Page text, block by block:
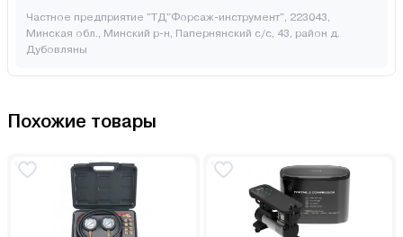
Частное предприятие "ТД"Форсаж-инструмент", 223043,
Минская обл., Минский р-н, Папернянский с/с, 43, район д.
Дубовляны
Похожие товары